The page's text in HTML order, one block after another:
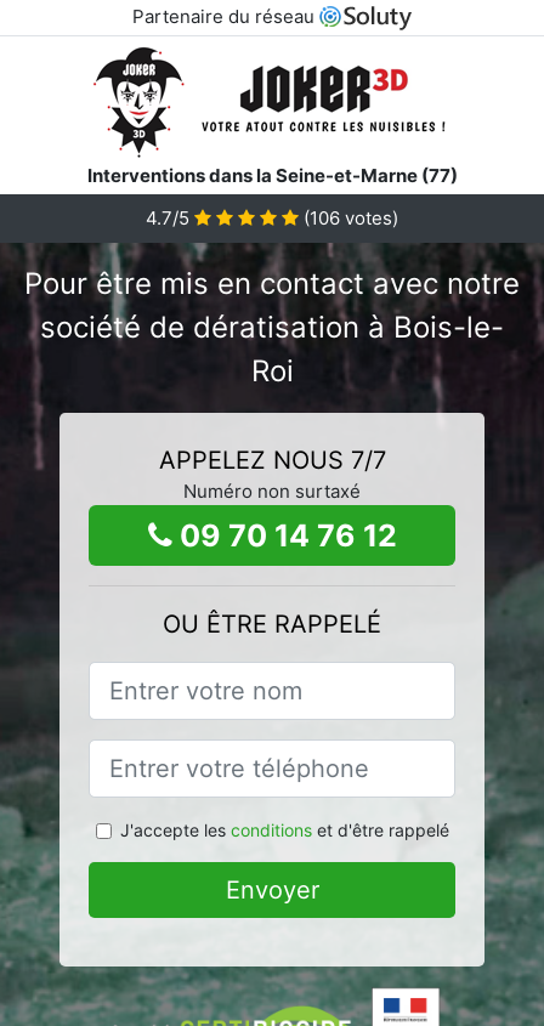
Partenaire du réseau
Interventions dans la Seine-et-Marne (77)
4.7/5
(106 votes)
Pour être mis en contact avec notre
société de dératisation à Bois-le-
Roi
APPELEZ NOUS 7/7
Numéro non surtaxé
09 70 14 76 12
OU ÊTRE RAPPELÉ
J'accepte les conditionset d'être rappelé
Envoyer